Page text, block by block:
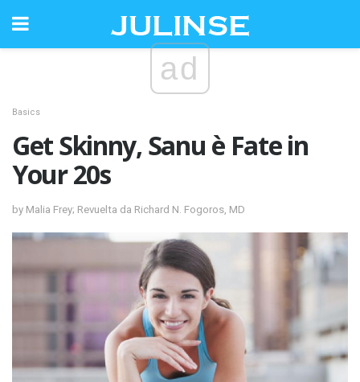
ad
Basics
Get Skinny, Sanu è Fate in
Your 20s
by Malia Frey; Revuelta da Richard N. Fogoros, MD